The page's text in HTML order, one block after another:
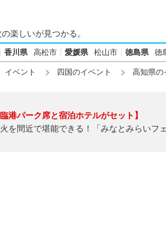
の楽しいが見つかる。
香川県 高松市 愛媛県 松山市 徳島県 徳
イベント 四国のイベント 高知県の
臨港パーク席と宿泊ホテルがセット】
を間近で堪能できる！「みなとみらいフ